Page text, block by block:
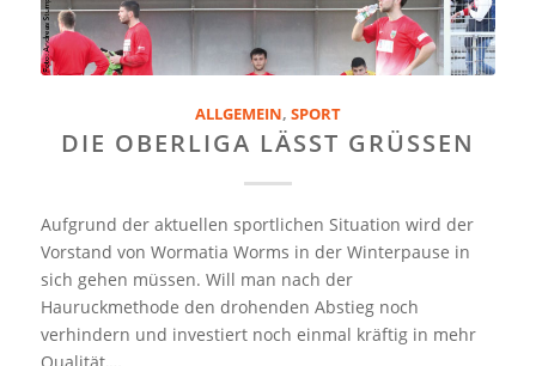
ALLGEMEIN, SPORT
DIE OBERLIGA LÄSST GRÜSSEN
Aufgrund der aktuellen sportlichen Situation wird der
Vorstand von Wormatia Worms in der Winterpause in
sich gehen müssen. Will man nach der
Hauruckmethode den drohenden Abstieg noch
verhindern und investiert noch einmal kräftig in mehr
Qualität,…